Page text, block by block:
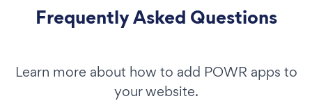
Frequently Asked Questions
Learn more about how to add POWR apps to
your website.